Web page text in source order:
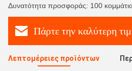
Δυνατότητα προσφοράς: 100
Πάρτε την καλύτερη
Λεπτομέρειες προϊόντων